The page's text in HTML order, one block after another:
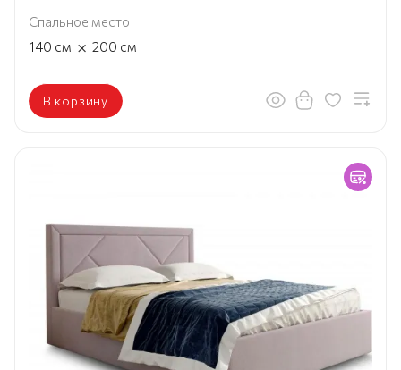
Спальное место
140 см × 200 см
В корзину